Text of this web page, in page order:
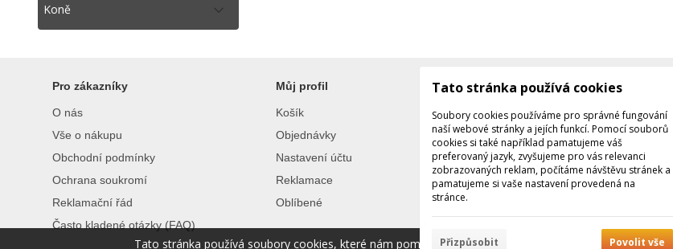
Koně
Pro zákazníky
O nás
Vše o nákupu
Obchodní podmínky
Ochrana soukromí
Reklamační řád
Často kladené otázky (FAQ)
Můj profil
Košík
Objednávky
Nastavení účtu
Reklamace
Oblíbené
Kontakty
Kontaktujte nás
Tel.: +420 608 141 224
Po - Pá: 9:00 - 16:00
Facebook
Tato stránka používá soubory cookies, které nám pomáhají poskytovat služby. Používáním našich
Tato stránka používá cookies
Soubory cookies používáme pro správné fungování
naší webové stránky a jejích funkcí. Pomocí souborů
cookies si také například pamatujeme váš
preferovaný jazyk, zvyšujeme pro vás relevanci
zobrazovaných reklam, počítáme návštěvu stránek a
pamatujeme si vaše nastavení provedená na
stránce.
Přizpůsobit Povolit vše